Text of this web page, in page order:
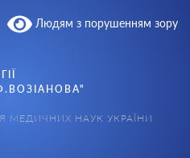
Людям з порушенням зору
МЕДИЧНИХ НАУК УКРАЇНИ